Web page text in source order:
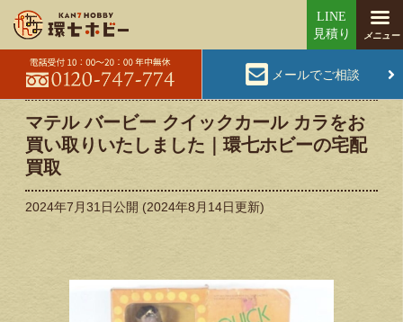
メールでご相談
マテル バービー クイックカール カラをお
買い取りいたしました｜環七ホビーの宅配
買取
2024年7月31日公開 (2024年8月14日更新)